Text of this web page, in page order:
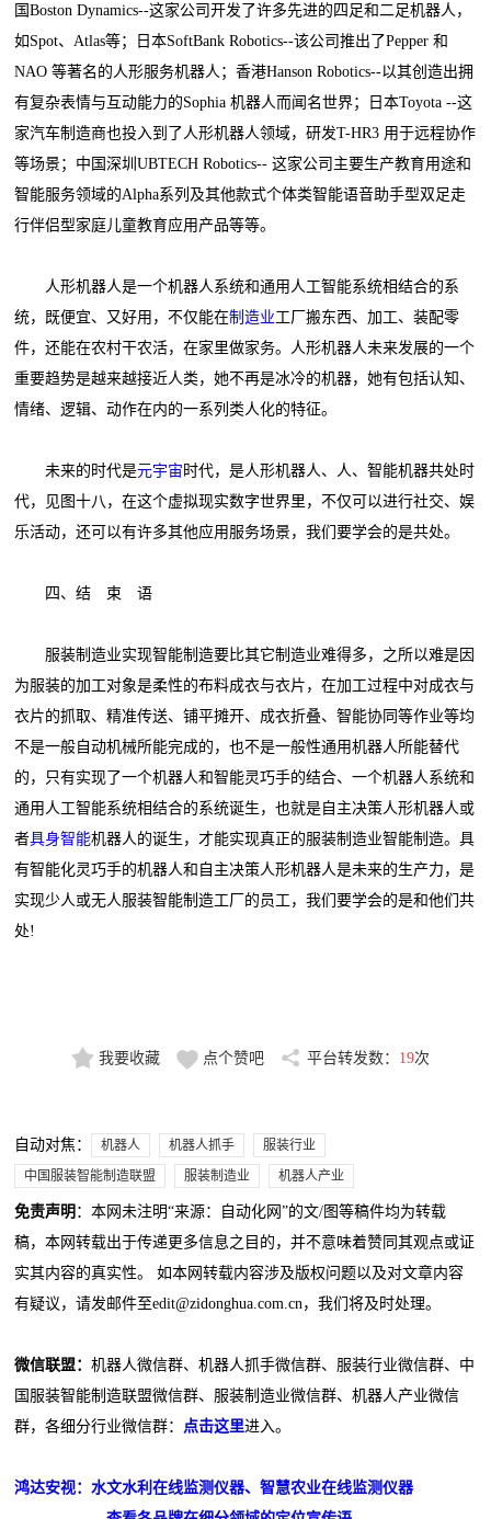
国Boston Dynamics--这家公司开发了许多先进的四足和二足机器人，
如Spot、Atlas等；日本SoftBank Robotics--该公司推出了Pepper 和
NAO 等著名的人形服务机器人；香港Hanson Robotics--以其创造出拥
有复杂表情与互动能力的Sophia 机器人而闻名世界；日本Toyota --这
家汽车制造商也投入到了人形机器人领域，研发T-HR3 用于远程协作
等场景；中国深圳UBTECH Robotics-- 这家公司主要生产教育用途和
智能服务领域的Alpha系列及其他款式个体类智能语音助手型双足走
行伴侣型家庭儿童教育应用产品等等。
人形机器人是一个机器人系统和通用人工智能系统相结合的系
统，既便宜、又好用，不仅能在制造业工厂搬东西、加工、装配零
件，还能在农村干农活，在家里做家务。人形机器人未来发展的一个
重要趋势是越来越接近人类，她不再是冰冷的机器，她有包括认知、
情绪、逻辑、动作在内的一系列类人化的特征。
未来的时代是元宇宙 时代，是人形机器人、人、智能机器共处时
代，见图十八，在这个虚拟现实数字世界里，不仅可以进行社交、娱
乐活动，还可以有许多其他应用服务场景，我们要学会的是共处。
四、结 束 语
服装制造业实现智能制造要比其它制造业难得多，之所以难是因
为服装的加工对象是柔性的布料成衣与衣片，在加工过程中对成衣与
衣片的抓取、精准传送、铺平摊开、成衣折叠、智能协同等作业等均
不是一般自动机械所能完成的，也不是一般性通用机器人所能替代
的，只有实现了一个机器人和智能灵巧手的结合、一个机器人系统和
通用人工智能系统相结合的系统诞生，也就是自主决策人形机器人或
者具身智能机器人的诞生，才能实现真正的服装制造业智能制造。具
有智能化灵巧手的机器人和自主决策人形机器人是未来的生产力，是
实现少人或无人服装智能制造工厂的员工，我们要学会的是和他们共
处!
我要收藏 点个赞吧 平台转发数： 19次
自动对焦： 机器人 机器人抓手
服装行业
中国服装智能制造联盟
服装制造业 机器人产业
免责声明 ：本网未注明“来源：自动化网”的文/图等稿件均为转载
稿，本网转载出于传递更多信息之目的，并不意味着赞同其观点或证
实其内容的真实性。 如本网转载内容涉及版权问题以及对文章内容
有疑议，请发邮件至edit@zidonghua.com.cn，我们将及时处理。
微信联盟：机器人微信群、机器人抓手微信群、服装行业微信群、中
国服装智能制造联盟微信群、服装制造业微信群、机器人产业微信
群，各细分行业微信群：
点击这里进入。
鸿达安视：水文水利在线监测仪器、智慧农业在线监测仪器